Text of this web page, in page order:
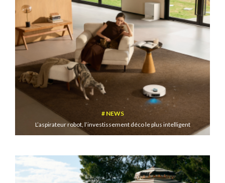
NEWS
L’aspirateur robot, l’investissement déco le plus intelligent